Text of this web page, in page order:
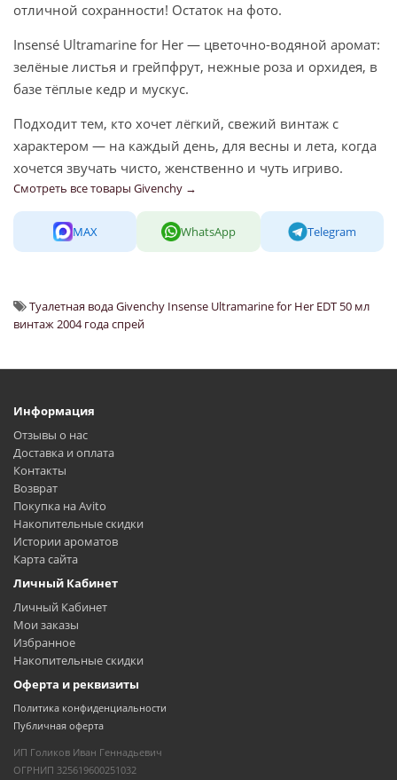
отличной сохранности! Остаток на фото.
Insensé Ultramarine for Her — цветочно-водяной аромат:
зелёные листья и грейпфрут, нежные роза и орхидея, в
базе тёплые кедр и мускус.
Подходит тем, кто хочет лёгкий, свежий винтаж с
характером — на каждый день, для весны и лета, когда
хочется звучать чисто, женственно и чуть игриво.
Смотреть все товары Givenchy →
MAX WhatsApp Telegram
Туалетная вода Givenchy Insense Ultramarine for Her EDT 50 мл
винтаж 2004 года спрей
Информация
Отзывы о нас
Доставка и оплата
Контакты
Возврат
Покупка на Avito
Накопительные скидки
Истории ароматов
Карта сайта
Личный Кабинет
Личный Кабинет
Мои заказы
Избранное
Накопительные скидки
Оферта и реквизиты
Политика конфиденциальности
Публичная оферта
ИП Голиков Иван Геннадьевич
ОГРНИП 325619600251032